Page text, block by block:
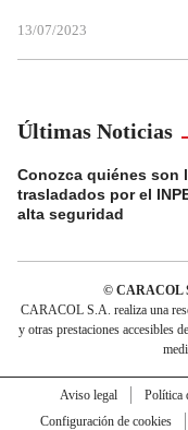
13/07/2023
Últimas Noticias
Conozca quiénes son
trasladados por el
alta seguridad
© CARACOL
CARACOL S.A. realiza una
y otras prestaciones accesibles
Aviso legal Política
Configuración de cookies